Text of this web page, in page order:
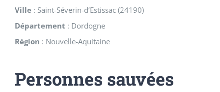
Ville : Saint-Séverin-d’Estissac (24190)
Département : Dordogne
Région : Nouvelle-Aquitaine
Personnes sauvées